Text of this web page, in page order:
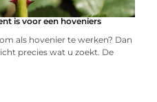
is voor een hoveniers
als hovenier te werken? Dan
precies wat u zoekt. De